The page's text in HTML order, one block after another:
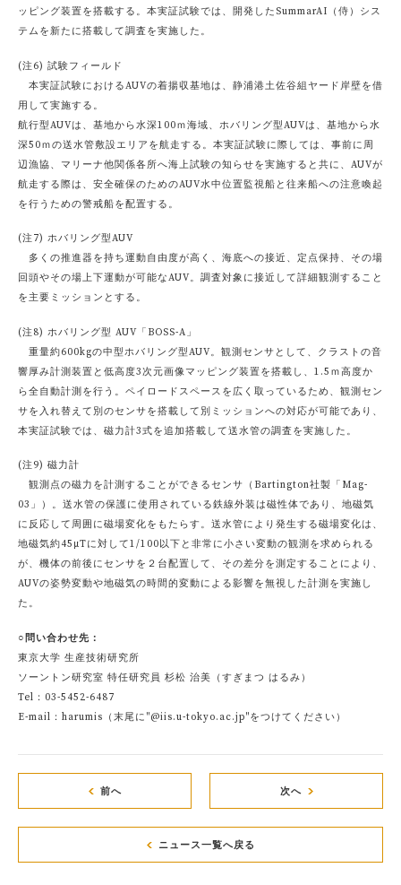
ッピング装置を搭載する。本実証試験では、開発したSummarAI（侍）シス
テムを新たに搭載して調査を実施した。
(注6) 試験フィールド
本実証試験におけるAUVの着揚収基地は、静浦港土佐谷組ヤード岸壁を借
用して実施する。
航行型AUVは、基地から水深100ｍ海域、ホバリング型AUVは、基地から水
深50ｍの送水管敷設エリアを航走する。本実証試験に際しては、事前に周
辺漁協、マリーナ他関係各所へ海上試験の知らせを実施すると共に、AUVが
航走する際は、安全確保のためのAUV水中位置監視船と往来船への注意喚起
を行うための警戒船を配置する。
(注7) ホバリング型AUV
多くの推進器を持ち運動自由度が高く、海底への接近、定点保持、その場
回頭やその場上下運動が可能なAUV。調査対象に接近して詳細観測すること
を主要ミッションとする。
(注8) ホバリング型 AUV「BOSS-A」
重量約600kgの中型ホバリング型AUV。観測センサとして、クラストの音
響厚み計測装置と低高度3次元画像マッピング装置を搭載し、1.5ｍ高度か
ら全自動計測を行う。ペイロードスペースを広く取っているため、観測セン
サを入れ替えて別のセンサを搭載して別ミッションへの対応が可能であり、
本実証試験では、磁力計3式を追加搭載して送水管の調査を実施した。
(注9) 磁力計
観測点の磁力を計測することができるセンサ（Bartington社製「Mag-
03」）。送水管の保護に使用されている鉄線外装は磁性体であり、地磁気
に反応して周囲に磁場変化をもたらす。送水管により発生する磁場変化は、
地磁気約45μTに対して1/100以下と非常に小さい変動の観測を求められる
が、機体の前後にセンサを２台配置して、その差分を測定することにより、
AUVの姿勢変動や地磁気の時間的変動による影響を無視した計測を実施し
た。
○問い合わせ先：
東京大学 生産技術研究所
ソーントン研究室 特任研究員 杉松 治美（すぎまつ はるみ）
Tel：03-5452-6487
E-mail：harumis（末尾に"@iis.u-tokyo.ac.jp"をつけてください）
前へ 次へ
ニュース一覧へ戻る